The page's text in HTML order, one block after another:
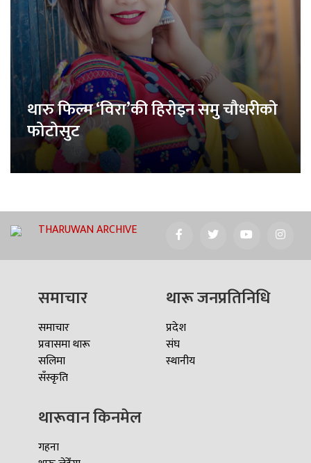
थारु फिल्म ‘विरा’की हिरोइन समु चौधरीको
फोटोसुट
THARUWAN ARCHIVE
समाचार
समाचार
प्रवासमा थारू
सलिमा
सँस्कृति
थारू जनप्रतिनिधि
प्रदेश
संघ
स्थानीय
थारूवान किनमेल
गहना